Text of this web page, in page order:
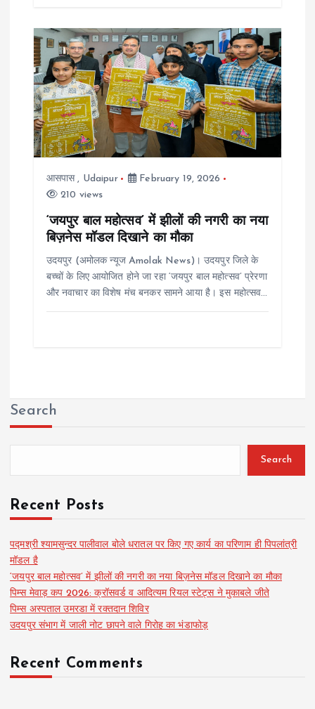
आसपास, Udaipur
February 19, 2026
210 views
‘जयपुर बाल महोत्सव’ में झीलों की नगरी का नया
बिज़नेस मॉडल दिखाने का मौका
उदयपुर (अमोलक न्यूज Amolak News)। उदयपुर जिले के
बच्चों के लिए आयोजित होने जा रहा ‘जयपुर बाल महोत्सव’ प्रेरणा
और नवाचार का विशेष मंच बनकर सामने आया है। इस महोत्सव…
Search
Search
Recent Posts
पद्मश्री श्यामसुन्दर पालीवाल बोले धरातल पर किए गए कार्य का परिणाम ही पिपलांत्री
मॉडल है
‘जयपुर बाल महोत्सव’ में झीलों की नगरी का नया बिज़नेस मॉडल दिखाने का मौका
पिम्स मेवाड़ कप 2026: क्रॉसवर्ड व आदित्यम रियल स्टेट्स ने मुकाबले जीते
पिम्स अस्पताल उमरडा में रक्तदान शिविर
उदयपुर संभाग में जाली नोट छापने वाले गिरोह का भंडाफोड़
Recent Comments